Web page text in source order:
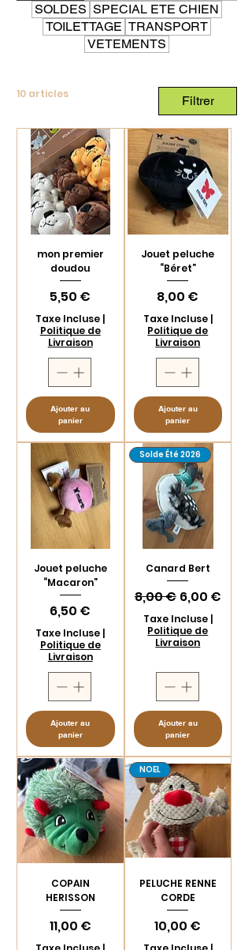
SOLDES SPECIAL ETE CHIEN
TOILETTAGE TRANSPORT
VETEMENTS
10 articles Filtrer
mon premier
doudou
Prix
5,50 €
Taxe Incluse |
Politique de
Livraison
Ajouter au
panier
Jouet peluche
“Béret”
Prix
8,00 €
Taxe Incluse|
Politique de
Livraison
Ajouter au
panier
Jouet peluche
“Macaron”
Prix
6,50 €
Taxe Incluse |
Politique de
Livraison
Ajouter au
panier
Solde Été 2026
Canard Bert
Prix original
8,00 € Prix
6,00 €
Taxe Incluse|
Politique de
Livraison
Ajouter au
panier
COPAIN
HERISSON
Prix
11,00 €
NOEL
PELUCHE RENNE
CORDE
Prix
10,00 €